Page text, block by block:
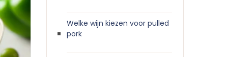
Welke wijn kiezen voor pulled
pork